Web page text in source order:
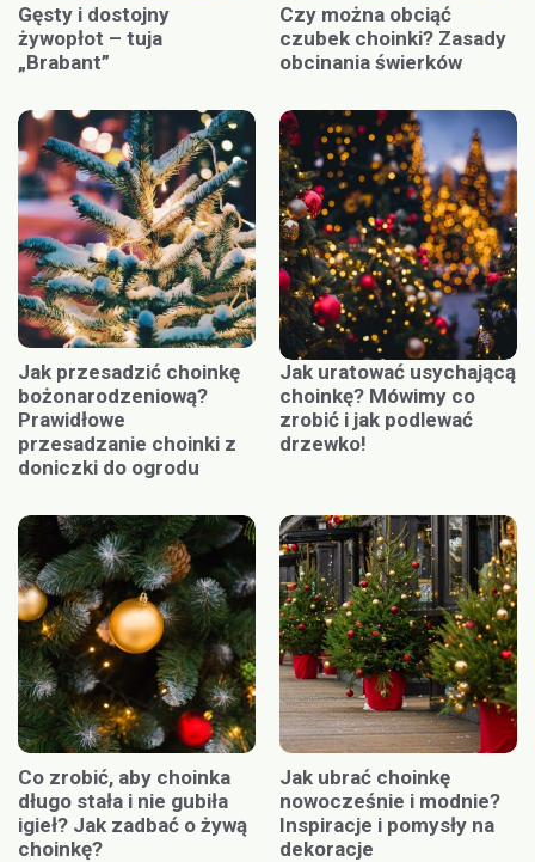
Gęsty i dostojny
żywopłot – tuja
„Brabant”
Czy można obciąć
czubek choinki? Zasady
obcinania świerków
Jak przesadzić choinkę
bożonarodzeniową?
Prawidłowe
przesadzanie choinki z
doniczki do ogrodu
Jak uratować usychającą
choinkę? Mówimy co
zrobić i jak podlewać
drzewko!
Co zrobić, aby choinka
długo stała i nie gubiła
igieł? Jak zadbać o żywą
choinkę?
Jak ubrać choinkę
nowocześnie i modnie?
Inspiracje i pomysły na
dekoracje